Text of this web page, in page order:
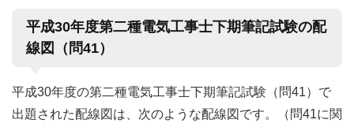
平成30年度第二種電気工事士下期筆記試験の配
線図（問41）
平成30年度の第二種電気工事士下期筆記試験（問41）で
出題された配線図は、次のような配線図です。（問41に関